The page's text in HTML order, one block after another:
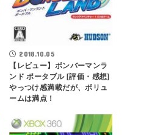
2018.10.05
【レビュー】ボンバーマンラ
ンド ポータブル [評価・感想]
やっつけ感満載だが、ボリュ
ームは満点！